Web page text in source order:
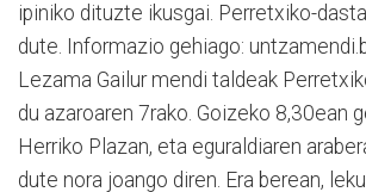
ipiniko dituzte ikusgai. Perretxiko-
dute. Informazio gehiago:
Lezama Gailur mendi taldeak
du azaroaren 7rako. Goizeko 8,30ean
Herriko Plazan, eta eguraldiaren
dute nora joango diren. Era berean,